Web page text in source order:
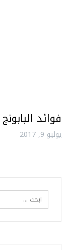
فوائد
يوليو 9, 2017